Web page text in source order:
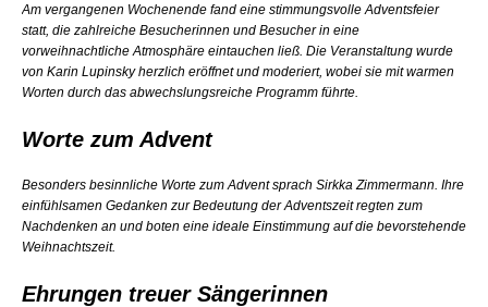
Am vergangenen Wochenende fand eine stimmungsvolle Adventsfeier
statt, die zahlreiche Besucherinnen und Besucher in eine
vorweihnachtliche Atmosphäre eintauchen ließ. Die Veranstaltung wurde
von Karin Lupinsky herzlich eröffnet und moderiert, wobei sie mit warmen
Worten durch das abwechslungsreiche Programm führte.
Worte zum Advent
Besonders besinnliche Worte zum Advent sprach Sirkka Zimmermann. Ihre
einfühlsamen Gedanken zur Bedeutung der Adventszeit regten zum
Nachdenken an und boten eine ideale Einstimmung auf die bevorstehende
Weihnachtszeit.
Ehrungen treuer Sängerinnen